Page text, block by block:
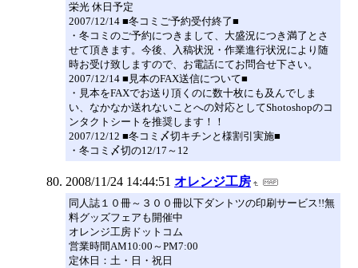
栄光 休日予定
2007/12/14 ■冬コミご予約受付終了■
・冬コミのご予約につきまして、大盛況につき満了とさ
せて頂きます。今後、入稿状況・作業進行状況により随
時お受け致しますので、お電話にてお問合せ下さい。
2007/12/14 ■見本のFAX送信について■
・見本をFAXでお送り頂くのに数十枚にも及んでしま
い、なかなか送れないことへの対応としてShotoshopのコ
ンタクトシートを推奨します！！
2007/12/12 ■冬コミ〆切キチンと様割引実施■
・冬コミ〆切の12/17～12
2008/11/24 14:44:51 オレンジ工房
同人誌１０冊～３００冊以下ダントツの印刷サービス!!無
料グッズフェアも開催中
オレンジ工房ドットコム
営業時間AM10:00～PM7:00
定休日：土・日・祝日